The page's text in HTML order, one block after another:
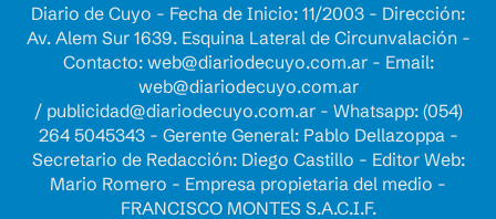
Diario de Cuyo - Fecha de Inicio: 11/2003 - Dirección:
Av. Alem Sur 1639. Esquina Lateral de Circunvalación -
Contacto: web@diariodecuyo.com.ar- Email:
web@diariodecuyo.com.ar
/ publicidad@diariodecuyo.com.ar- Whatsapp: (054)
264 5045343 - Gerente General: Pablo Dellazoppa -
Secretario de Redacción: Diego Castillo - Editor Web:
Mario Romero - Empresa propietaria del medio -
FRANCISCO MONTES S.A.C.I.F.